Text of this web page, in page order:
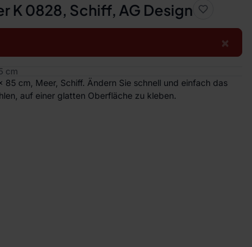
K 0828, Schiff, AG Design
×
cm
cm, Meer, Schiff. Ändern Sie schnell und einfach das
auf einer glatten Oberfläche zu kleben.